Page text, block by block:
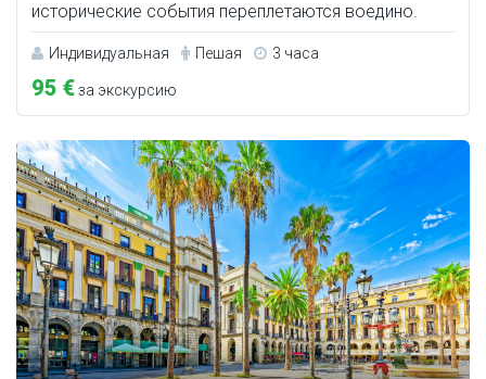
исторические события переплетаются воедино.
Индивидуальная Пешая 3 часа
95 €за экскурсию